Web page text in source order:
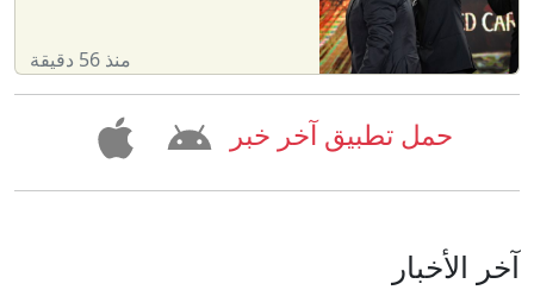
منذ 56 دقيقة
حمل تطبيق آخر خبر
آخر الأخبار